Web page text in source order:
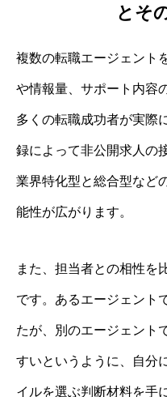
とそ
複数の転職エージェント
や情報量、サポート内容
多くの転職成功者が実際
録によって非公開求人の
業界特化型と総合型など
能性が広がります。
また、担当者との相性を
です。あるエージェント
たが、別のエージェント
すいというように、自分
イルを選ぶ判断材料を手